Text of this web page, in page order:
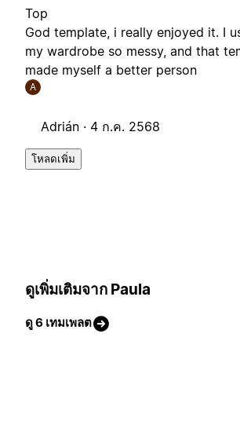
Top
God template, i really enjoyed it. I
my wardrobe so messy, and that
made myself a better person
A
Adrián · 4 ก.ค. 2568
โหลดเพิ่ม
ดูเพิ่มเติมจาก Paula
ดู 6 เทมเพลต